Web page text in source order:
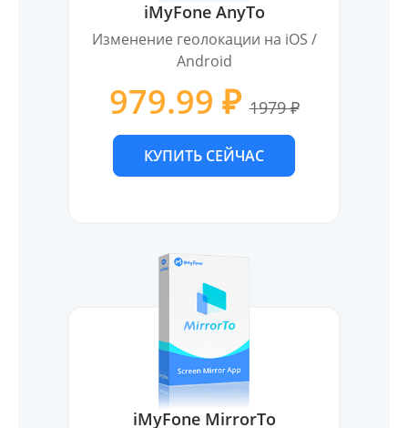
iMyFone AnyTo
Изменение геолокации на iOS /
Android
979.99 ₽ 1979 ₽
КУПИТЬ СЕЙЧАС
iMyFone MirrorTo